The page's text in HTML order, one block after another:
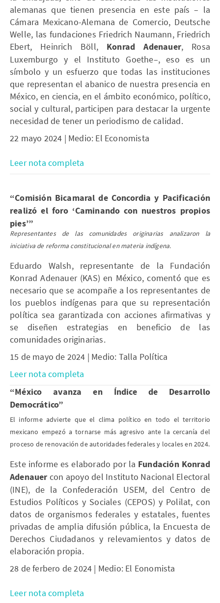
alemanas que tienen presencia en este país – la
Cámara Mexicano-Alemana de Comercio, Deutsche
Welle, las fundaciones Friedrich Naumann, Friedrich
Ebert, Heinrich Böll, Konrad Adenauer, Rosa
Luxemburgo y el Instituto Goethe–, eso es un
símbolo y un esfuerzo que todas las instituciones
que representan el abanico de nuestra presencia en
México, en ciencia, en el ámbito económico, político,
social y cultural, participen para destacar la urgente
necesidad de tener un periodismo de calidad.
22 mayo 2024 | Medio: El Economista
Leer nota completa
“Comisión Bicamaral de Concordia y Pacificación
realizó el foro ‘Caminando con nuestros propios
pies’”
Representantes de las comunidades originarias analizaron la
iniciativa de reforma constitucional en materia indígena.
Eduardo Walsh, representante de la Fundación
Konrad Adenauer (KAS) en México, comentó que es
necesario que se acompañe a los representantes de
los pueblos indígenas para que su representación
política sea garantizada con acciones afirmativas y
se diseñen estrategias en beneficio de las
comunidades originarias.
15 de mayo de 2024 | Medio: Talla Política
Leer nota completa
​​​​​​“México avanza en Índice de Desarrollo
Democrático”
El informe advierte que el clima político en todo el territorio
mexicano empezó a tornarse más agresivo ante la cercanía del
proceso de renovación de autoridades federales y locales en 2024.
Este informe es elaborado por la Fundación Konrad
Adenauer con apoyo del Instituto Nacional Electoral
(INE), de la Confederación USEM, del Centro de
Estudios Políticos y Sociales (CEPOS) y Polilat, con
datos de organismos federales y estatales, fuentes
privadas de amplia difusión pública, la Encuesta de
Derechos Ciudadanos y relevamientos y datos de
elaboración propia.
28 de ferbero de 2024 | Medio: El Eonomista
Leer nota completa